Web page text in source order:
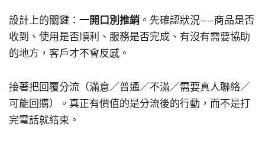
設計上的關鍵： 一開口別推銷 。先確認狀況——商品是否
收到、使用是否順利、服務是否完成、有沒有需要協助
的地方，客戶才不會反感。
接著把回覆分流（滿意／普通／不滿／需要真人聯絡／
可能回購）。真正有價值的是分流後的行動，而不是打
完電話就結束。